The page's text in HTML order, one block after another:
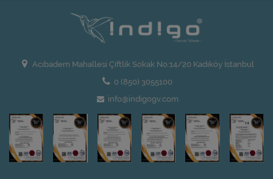
Acıbadem Mahallesi Çiftlik Sokak No:14/20 Kadıköy İstanbul
0 (850) 3055100
info@indigogv.com